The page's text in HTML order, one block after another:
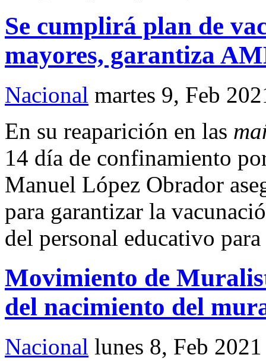
Se cumplirá plan de
mayores, garantiza
Nacional martes 9, Feb
En su reaparición en las
14 día de confinamiento
Manuel López Obrador
para garantizar la
del personal educativo
Movimiento de
del nacimiento del
Nacional lunes 8, Feb 2021